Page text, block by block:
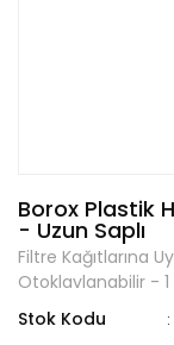
Borox Plastik
- Uzun Saplı
Filtre Kağıtlarına
Otoklavlanabilir - 1
Stok Kodu